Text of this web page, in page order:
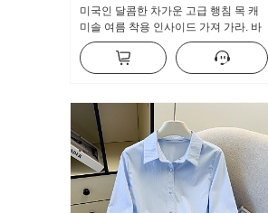
미국인 달콤한 차가운 고급 행침 목 캐
미솔 여름 착용 인사이드 가져 가라. 바
지를 입는 셔츠 뜨거운 소녀 뜨개질 튜
브 톱 맨위